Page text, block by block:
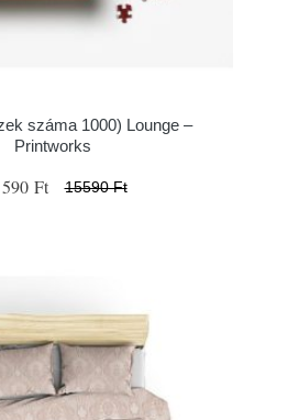
száma 1000) Lounge –
Printworks
Ft 15590 Ft